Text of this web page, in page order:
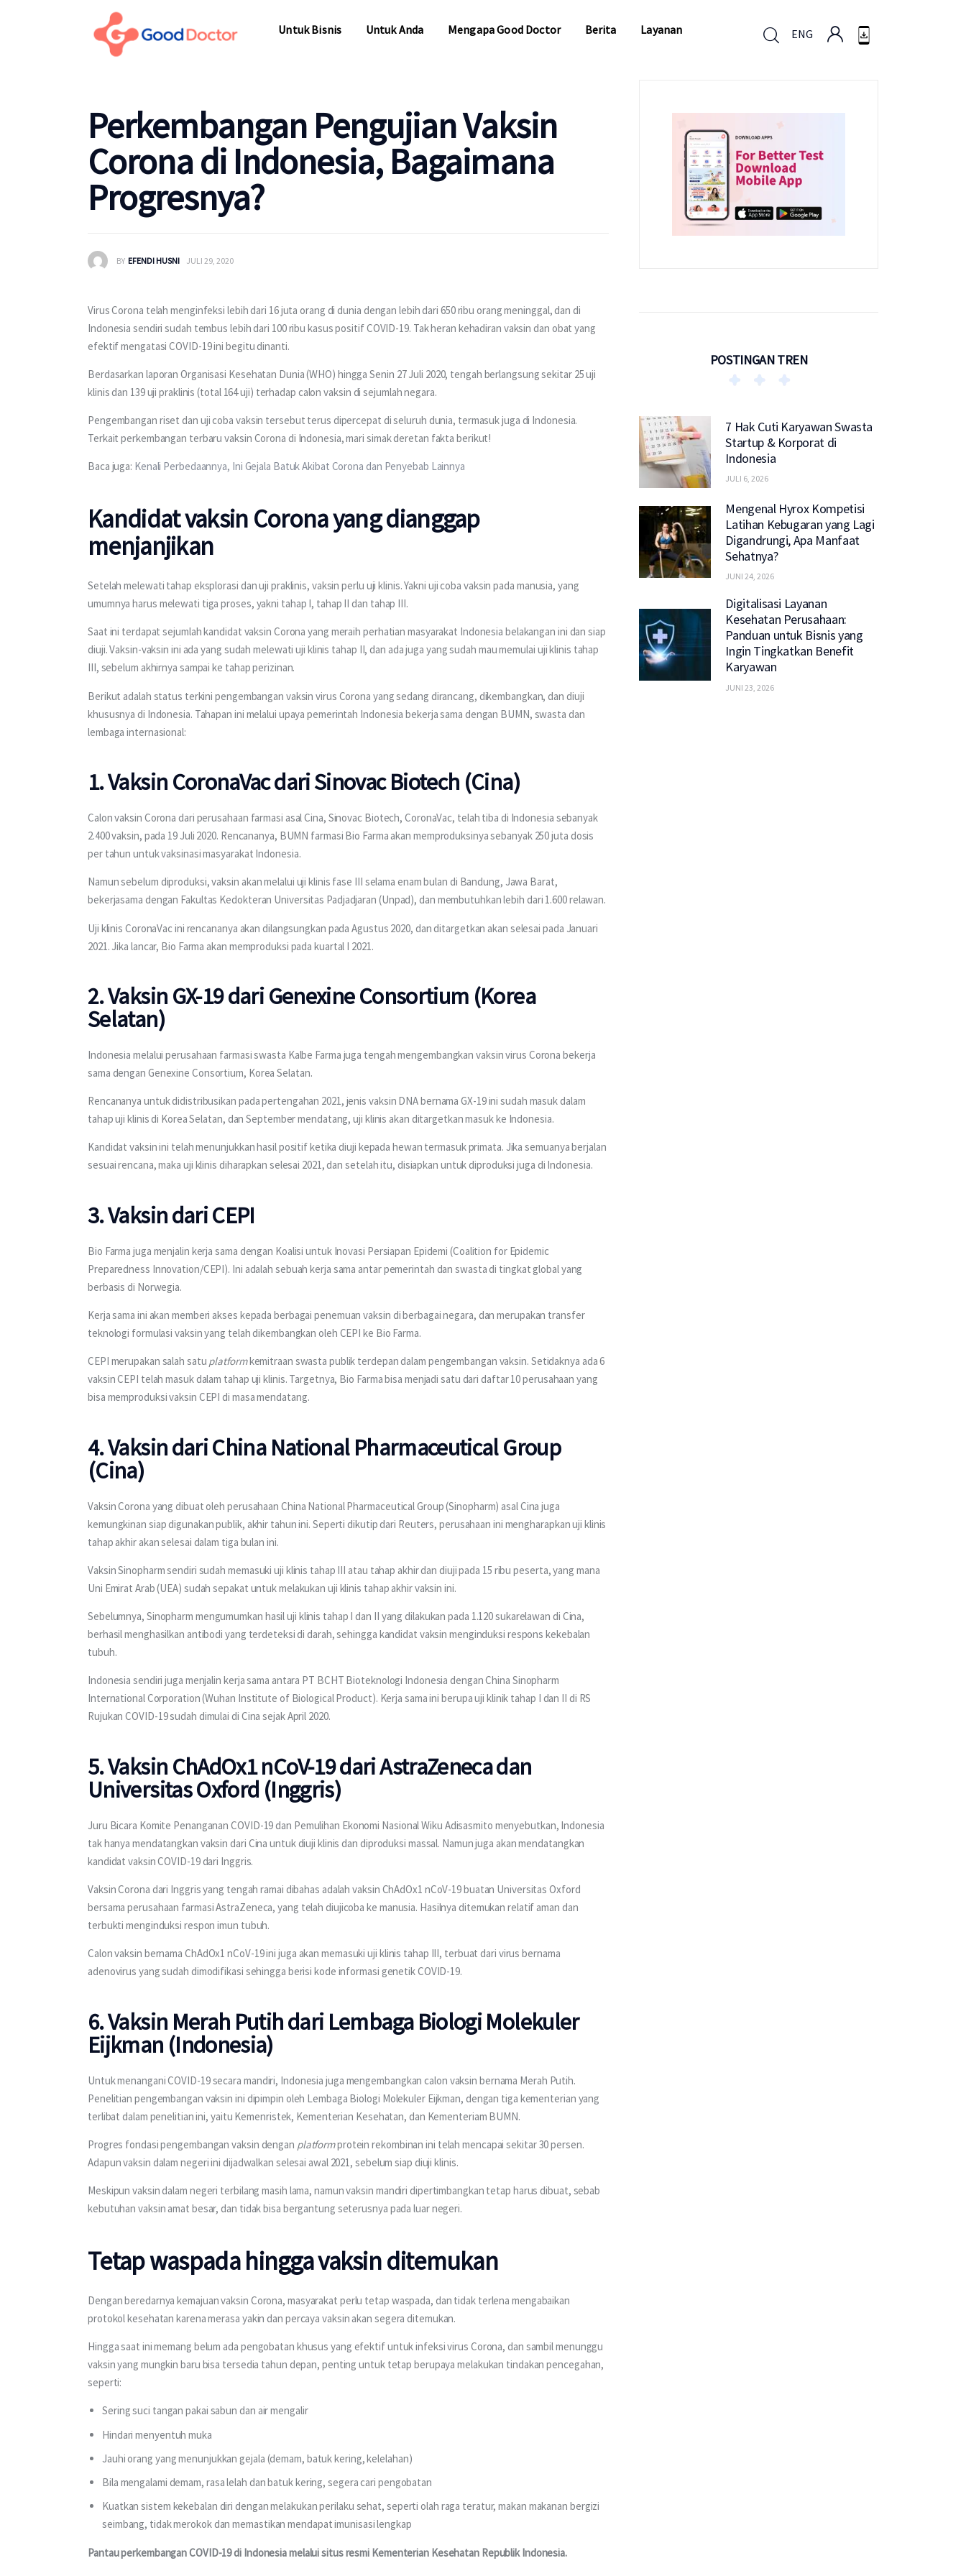
Untuk Bisnis Untuk Anda Mengapa Good Doctor Berita Layanan ENG
Perkembangan Pengujian Vaksin
Corona di Indonesia, Bagaimana
Progresnya?
BY EFENDI HUSNI JULI 29, 2020
Virus Corona telah menginfeksi lebih dari 16 juta orang di dunia dengan lebih dari 650 ribu orang meninggal, dan di
Indonesia sendiri sudah tembus lebih dari 100 ribu kasus positif COVID-19. Tak heran kehadiran vaksin dan obat yang
efektif mengatasi COVID-19 ini begitu dinanti.
Berdasarkan laporan Organisasi Kesehatan Dunia (WHO) hingga Senin 27 Juli 2020, tengah berlangsung sekitar 25 uji
klinis dan 139 uji praklinis (total 164 uji) terhadap calon vaksin di sejumlah negara.
Pengembangan riset dan uji coba vaksin tersebut terus dipercepat di seluruh dunia, termasuk juga di Indonesia.
Terkait perkembangan terbaru vaksin Corona di Indonesia, mari simak deretan fakta berikut!
Baca juga: Kenali Perbedaannya, Ini Gejala Batuk Akibat Corona dan Penyebab Lainnya
Kandidat vaksin Corona yang dianggap
menjanjikan
Setelah melewati tahap eksplorasi dan uji praklinis, vaksin perlu uji klinis. Yakni uji coba vaksin pada manusia, yang
umumnya harus melewati tiga proses, yakni tahap I, tahap II dan tahap III.
Saat ini terdapat sejumlah kandidat vaksin Corona yang meraih perhatian masyarakat Indonesia belakangan ini dan siap
diuji. Vaksin-vaksin ini ada yang sudah melewati uji klinis tahap II, dan ada juga yang sudah mau memulai uji klinis tahap
III, sebelum akhirnya sampai ke tahap perizinan.
Berikut adalah status terkini pengembangan vaksin virus Corona yang sedang dirancang, dikembangkan, dan diuji
khususnya di Indonesia. Tahapan ini melalui upaya pemerintah Indonesia bekerja sama dengan BUMN, swasta dan
lembaga internasional:
1. Vaksin CoronaVac dari Sinovac Biotech (Cina)
Calon vaksin Corona dari perusahaan farmasi asal Cina, Sinovac Biotech, CoronaVac, telah tiba di Indonesia sebanyak
2.400 vaksin, pada 19 Juli 2020. Rencananya, BUMN farmasi Bio Farma akan memproduksinya sebanyak 250 juta dosis
per tahun untuk vaksinasi masyarakat Indonesia.
Namun sebelum diproduksi, vaksin akan melalui uji klinis fase III selama enam bulan di Bandung, Jawa Barat,
bekerjasama dengan Fakultas Kedokteran Universitas Padjadjaran (Unpad), dan membutuhkan lebih dari 1.600 relawan.
Uji klinis CoronaVac ini rencananya akan dilangsungkan pada Agustus 2020, dan ditargetkan akan selesai pada Januari
2021. Jika lancar, Bio Farma akan memproduksi pada kuartal I 2021.
2. Vaksin GX-19 dari Genexine Consortium (Korea
Selatan)
Indonesia melalui perusahaan farmasi swasta Kalbe Farma juga tengah mengembangkan vaksin virus Corona bekerja
sama dengan Genexine Consortium, Korea Selatan.
Rencananya untuk didistribusikan pada pertengahan 2021, jenis vaksin DNA bernama GX-19 ini sudah masuk dalam
tahap uji klinis di Korea Selatan, dan September mendatang, uji klinis akan ditargetkan masuk ke Indonesia.
Kandidat vaksin ini telah menunjukkan hasil positif ketika diuji kepada hewan termasuk primata. Jika semuanya berjalan
sesuai rencana, maka uji klinis diharapkan selesai 2021, dan setelah itu, disiapkan untuk diproduksi juga di Indonesia.
3. Vaksin dari CEPI
Bio Farma juga menjalin kerja sama dengan Koalisi untuk Inovasi Persiapan Epidemi (Coalition for Epidemic
Preparedness Innovation/CEPI). Ini adalah sebuah kerja sama antar pemerintah dan swasta di tingkat global yang
berbasis di Norwegia.
Kerja sama ini akan memberi akses kepada berbagai penemuan vaksin di berbagai negara, dan merupakan transfer
teknologi formulasi vaksin yang telah dikembangkan oleh CEPI ke Bio Farma.
CEPI merupakan salah satu platform kemitraan swasta publik terdepan dalam pengembangan vaksin. Setidaknya ada 6
vaksin CEPI telah masuk dalam tahap uji klinis. Targetnya, Bio Farma bisa menjadi satu dari daftar 10 perusahaan yang
bisa memproduksi vaksin CEPI di masa mendatang.
4. Vaksin dari China National Pharmaceutical Group
(Cina)
Vaksin Corona yang dibuat oleh perusahaan China National Pharmaceutical Group (Sinopharm) asal Cina juga
kemungkinan siap digunakan publik, akhir tahun ini. Seperti dikutip dari Reuters, perusahaan ini mengharapkan uji klinis
tahap akhir akan selesai dalam tiga bulan ini.
Vaksin Sinopharm sendiri sudah memasuki uji klinis tahap III atau tahap akhir dan diuji pada 15 ribu peserta, yang mana
Uni Emirat Arab (UEA) sudah sepakat untuk melakukan uji klinis tahap akhir vaksin ini.
Sebelumnya, Sinopharm mengumumkan hasil uji klinis tahap I dan II yang dilakukan pada 1.120 sukarelawan di Cina,
berhasil menghasilkan antibodi yang terdeteksi di darah, sehingga kandidat vaksin menginduksi respons kekebalan
tubuh.
Indonesia sendiri juga menjalin kerja sama antara PT BCHT Bioteknologi Indonesia dengan China Sinopharm
International Corporation (Wuhan Institute of Biological Product). Kerja sama ini berupa uji klinik tahap I dan II di RS
Rujukan COVID-19 sudah dimulai di Cina sejak April 2020.
5. Vaksin ChAdOx1 nCoV-19 dari AstraZeneca dan
Universitas Oxford (Inggris)
Juru Bicara Komite Penanganan COVID-19 dan Pemulihan Ekonomi Nasional Wiku Adisasmito menyebutkan, Indonesia
tak hanya mendatangkan vaksin dari Cina untuk diuji klinis dan diproduksi massal. Namun juga akan mendatangkan
kandidat vaksin COVID-19 dari Inggris.
Vaksin Corona dari Inggris yang tengah ramai dibahas adalah vaksin ChAdOx1 nCoV-19 buatan Universitas Oxford
bersama perusahaan farmasi AstraZeneca, yang telah diujicoba ke manusia. Hasilnya ditemukan relatif aman dan
terbukti menginduksi respon imun tubuh.
Calon vaksin bernama ChAdOx1 nCoV-19 ini juga akan memasuki uji klinis tahap III, terbuat dari virus bernama
adenovirus yang sudah dimodifikasi sehingga berisi kode informasi genetik COVID-19.
6. Vaksin Merah Putih dari Lembaga Biologi Molekuler
Eijkman (Indonesia)
Untuk menangani COVID-19 secara mandiri, Indonesia juga mengembangkan calon vaksin bernama Merah Putih.
Penelitian pengembangan vaksin ini dipimpin oleh Lembaga Biologi Molekuler Eijkman, dengan tiga kementerian yang
terlibat dalam penelitian ini, yaitu Kemenristek, Kementerian Kesehatan, dan Kementeriam BUMN.
Progres fondasi pengembangan vaksin dengan platform protein rekombinan ini telah mencapai sekitar 30 persen.
Adapun vaksin dalam negeri ini dijadwalkan selesai awal 2021, sebelum siap diuji klinis.
Meskipun vaksin dalam negeri terbilang masih lama, namun vaksin mandiri dipertimbangkan tetap harus dibuat, sebab
kebutuhan vaksin amat besar, dan tidak bisa bergantung seterusnya pada luar negeri.
Tetap waspada hingga vaksin ditemukan
Dengan beredarnya kemajuan vaksin Corona, masyarakat perlu tetap waspada, dan tidak terlena mengabaikan
protokol kesehatan karena merasa yakin dan percaya vaksin akan segera ditemukan.
Hingga saat ini memang belum ada pengobatan khusus yang efektif untuk infeksi virus Corona, dan sambil menunggu
vaksin yang mungkin baru bisa tersedia tahun depan, penting untuk tetap berupaya melakukan tindakan pencegahan,
seperti:
Sering suci tangan pakai sabun dan air mengalir
Hindari menyentuh muka
Jauhi orang yang menunjukkan gejala (demam, batuk kering, kelelahan)
Bila mengalami demam, rasa lelah dan batuk kering, segera cari pengobatan
Kuatkan sistem kekebalan diri dengan melakukan perilaku sehat, seperti olah raga teratur, makan makanan bergizi
seimbang, tidak merokok dan memastikan mendapat imunisasi lengkap
Pantau perkembangan COVID-19 di Indonesia melalui situs resmi Kementerian Kesehatan Republik Indonesia.
POSTINGAN TREN
7 Hak Cuti Karyawan Swasta
Startup & Korporat di
Indonesia
JULI 6, 2026
Mengenal Hyrox Kompetisi
Latihan Kebugaran yang Lagi
Digandrungi, Apa Manfaat
Sehatnya?
JUNI 24, 2026
Digitalisasi Layanan
Kesehatan Perusahaan:
Panduan untuk Bisnis yang
Ingin Tingkatkan Benefit
Karyawan
JUNI 23, 2026